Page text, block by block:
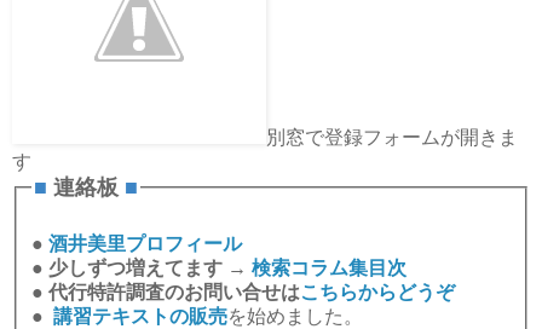
別窓で登録フォームが開きま
す
■ 連絡板 ■
● 酒井美里プロフィール
● 少しずつ増えてます → 検索コラム集目次
● 代行特許調査のお問い合せはこちらからどうぞ
● 講習テキストの販売を始めました。